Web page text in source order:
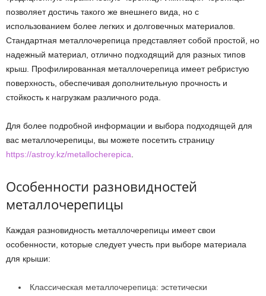
позволяет достичь такого же внешнего вида, но с
использованием более легких и долговечных материалов.
Стандартная металлочерепица представляет собой простой, но
надежный материал, отлично подходящий для разных типов
крыш. Профилированная металлочерепица имеет ребристую
поверхность, обеспечивая дополнительную прочность и
стойкость к нагрузкам различного рода.
Для более подробной информации и выбора подходящей для
вас металлочерепицы, вы можете посетить страницу
https://astroy.kz/metallocherepica
Особенности разновидностей
металлочерепицы
Каждая разновидность металлочерепицы имеет свои
особенности, которые следует учесть при выборе материала
для крыши:
Классическая металлочерепица: эстетически